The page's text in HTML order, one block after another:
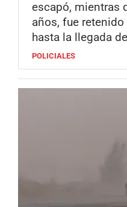
escapó, mientras
años, fue
hasta la llegada
POLICIALES